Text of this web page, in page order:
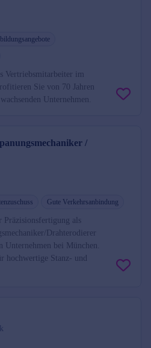
Vertriebsmitarbeiter im
Sie von 70 Jahren
Unternehmen.
/
Gute Verkehrsanbindung
Präzisionsfertigung als
Drahterodierer
bei München.
hochwertige Stanz- und